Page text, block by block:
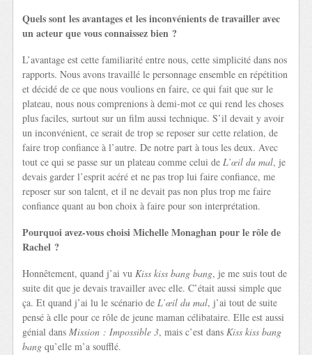
Quels sont les avantages et les inconvénients de travailler avec
un acteur que vous connaissez bien ?
L’avantage est cette familiarité entre nous, cette simplicité dans nos
rapports. Nous avons travaillé le personnage ensemble en répétition
et décidé de ce que nous voulions en faire, ce qui fait que sur le
plateau, nous nous comprenions à demi-mot ce qui rend les choses
plus faciles, surtout sur un film aussi technique. S’il devait y avoir
un inconvénient, ce serait de trop se reposer sur cette relation, de
faire trop confiance à l’autre. De notre part à tous les deux. Avec
tout ce qui se passe sur un plateau comme celui deL’œil du mal, je
devais garder l’esprit acéré et ne pas trop lui faire confiance, me
reposer sur son talent, et il ne devait pas non plus trop me faire
confiance quant au bon choix à faire pour son interprétation.
Pourquoi avez-vous choisi Michelle Monaghan pour le rôle de
Rachel ?
Honnêtement, quand j’ai vu Kiss kiss bang bang, je me suis tout de
suite dit que je devais travailler avec elle. C’était aussi simple que
ça. Et quand j’ai lu le scénario de L’œil du mal, j’ai tout de suite
pensé à elle pour ce rôle de jeune maman célibataire. Elle est aussi
génial dans Mission : Impossible 3, mais c’est dans Kiss kiss bang
bang qu’elle m’a soufflé.